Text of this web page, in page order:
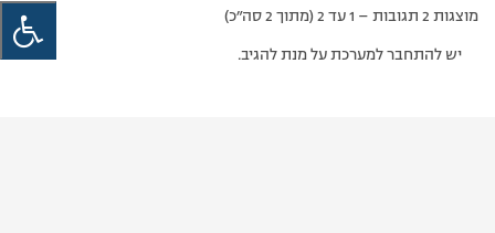
מוצגות 2 תגובות – 1 עד 2 (מתוך 2 סה״כ)
יש להתחבר למערכת על מנת להגיב.